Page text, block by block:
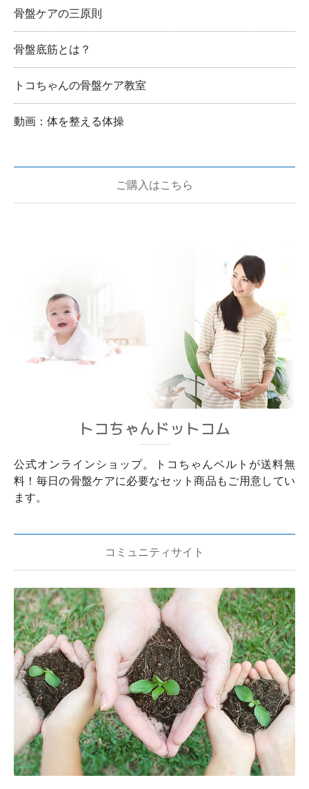
骨盤ケアの三原則
骨盤底筋とは？
トコちゃんの骨盤ケア教室
動画：体を整える体操
ご購入はこちら
トコちゃんドットコム
公式オンラインショップ。トコちゃんベルトが送料無
料！毎日の骨盤ケアに必要なセット商品もご用意してい
ます。
コミュニティサイト